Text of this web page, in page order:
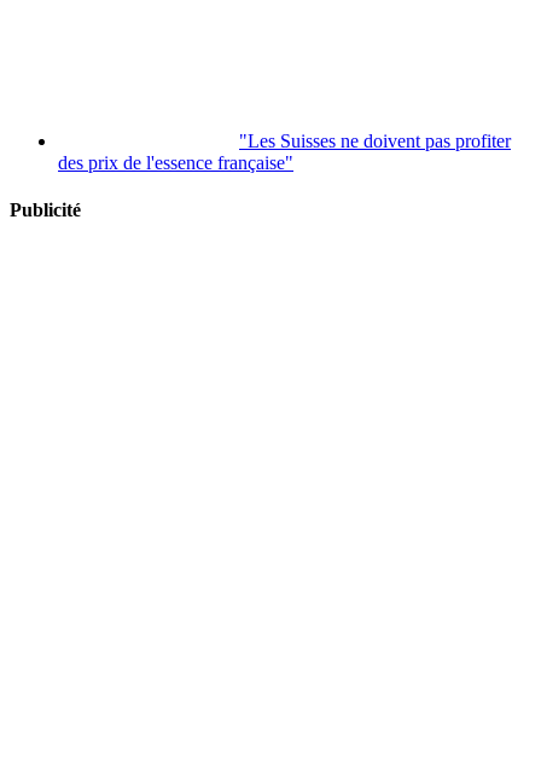
"Les Suisses ne doivent pas profiter
des prix de l'essence française"
Publicité